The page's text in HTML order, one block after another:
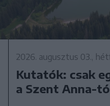
2026. augusztus 03.,
Kutatók: csak
a Szent Anna-